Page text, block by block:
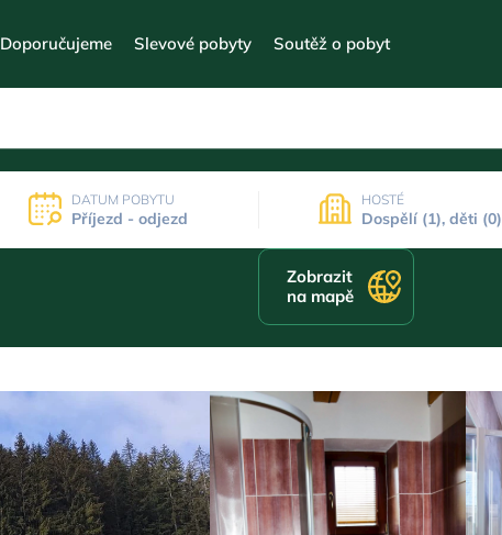
Doporučujeme Slevové pobyty Soutěž o pobyt
DATUM POBYTU
Příjezd - odjezd
HOSTÉ
Dospělí (1), děti (0)
Zobrazit
na mapě